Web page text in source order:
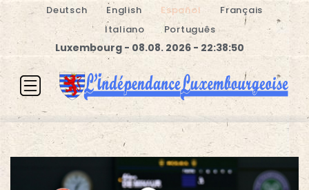
Deutsch English Español
Français
Italiano
Português
Luxembourg - 08.08. 2026 - 22:38:50